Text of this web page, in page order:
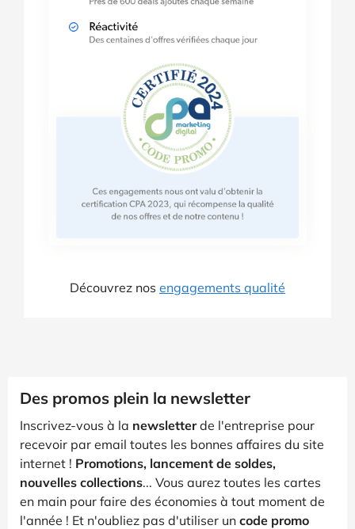
Découvrez nos engagements qualité
Des promos plein la newsletter
Inscrivez-vous à la newsletterde l'entreprise pour
recevoir par email toutes les bonnes affaires du site
internet ! Promotions, lancement de soldes,
nouvelles collections... Vous aurez toutes les cartes
en main pour faire des économies à tout moment de
l'année ! Et n'oubliez pas d'utiliser un code promo